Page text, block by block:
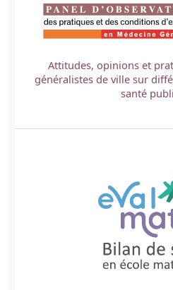
Attitudes, opinions et
généralistes de ville sur
santé